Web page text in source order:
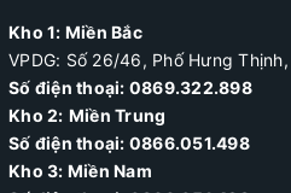
Kho 1: Miền Bắc
VPDG: Số 26/46, Phố Hưng
Số điện thoại: 0869.322.898
Kho 2: Miền Trung
Số điện thoại: 0866.051.498
Kho 3: Miền Nam